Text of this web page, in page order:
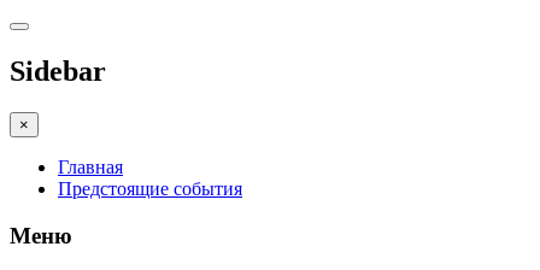
Sidebar
×
Главная
Предстоящие события
Меню